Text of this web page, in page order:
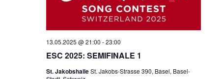
ESC 2025: SEMIFINALE 1
13.05.2025 @ 21:00 -23:00
St. JakobshalleSt. Jakobs-Strasse 390, Basel, Basel-